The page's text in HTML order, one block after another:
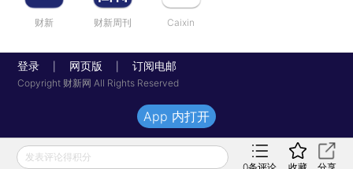
财新 财新周刊 Caixin
登录 网页版 订阅电邮
Copyright 财新网 All Rights Reserved
发表评论得积分
0条评论 收藏 分享
App 内打开